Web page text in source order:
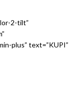
2-tilt”
plus” text=”KUPI”